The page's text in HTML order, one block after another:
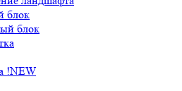
блок
блок
!NEW